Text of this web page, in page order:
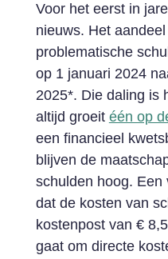
Voor het eerst in
nieuws. Het
problematische
op 1 januari 2024
2025*. Die daling is
altijd groeit één op
een financieel
blijven de
schulden hoog. Een
dat de kosten van
kostenpost van €
gaat om directe